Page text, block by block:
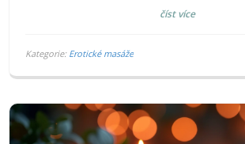
číst více
Kategorie: Erotické masáže